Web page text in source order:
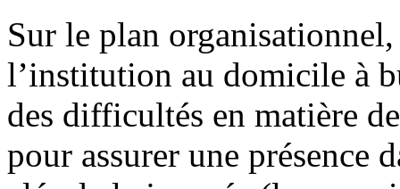
Sur le plan
l’institution au domicile à
des difficultés en matière
pour assurer une présence